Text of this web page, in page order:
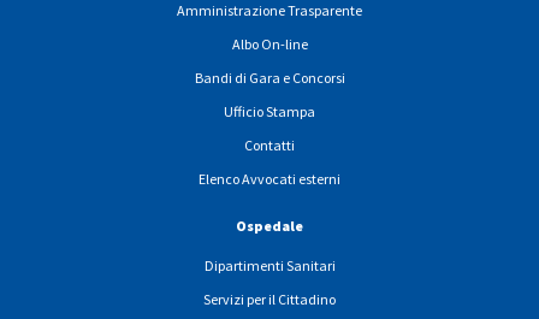
Amministrazione Trasparente
Albo On-line
Bandi di Gara e Concorsi
Ufficio Stampa
Contatti
Elenco Avvocati esterni
Ospedale
Dipartimenti Sanitari
Servizi per il Cittadino